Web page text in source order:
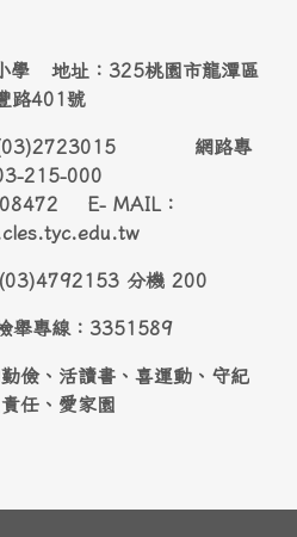
學 地址：325桃園市龍潭區
路401號
(03)2723015 網路專
215-000
E- MAIL：
分機 200
舉專線：3351589
儉、活讀書、喜運動、守紀
任、愛家園